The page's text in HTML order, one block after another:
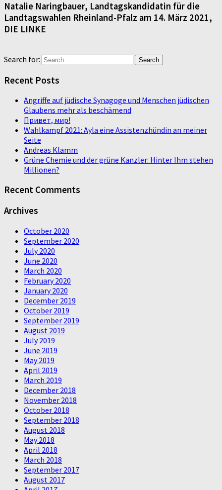
Natalie Naringbauer, Landtagskandidatin für die
Landtagswahlen Rheinland-Pfalz am 14. März 2021,
DIE LINKE
Search for:
Recent Posts
Angriffe auf jüdische Synagoge und Menschen jüdischen
Glaubens mehr als beschämend
Привет, мир!
Wahlkampf 2021: Ayla eine Assistenzhündin an meiner
Seite
Andreas Klamm
Grüne Chemie und der grüne Kanzler: Hinter Ihm stehen
Millionen?
Recent Comments
Archives
October 2020
September 2020
July 2020
June 2020
March 2020
February 2020
January 2020
December 2019
October 2019
September 2019
August 2019
July 2019
June 2019
May 2019
April 2019
March 2019
December 2018
November 2018
October 2018
September 2018
August 2018
May 2018
April 2018
March 2018
September 2017
August 2017